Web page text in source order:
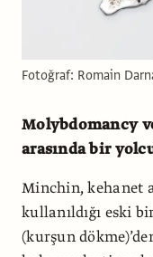
Fotoğraf: Romain
Molybdomancy
arasında bir
Minchin, kehanet
kullanıldığı eski
(kurşun